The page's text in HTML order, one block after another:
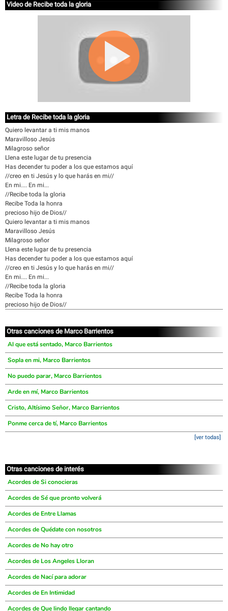
Video de Recibe toda la gloria
Letra de Recibe toda la gloria
Quiero levantar a ti mis manos
Maravilloso Jesús
Milagroso señor
Llena este lugar de tu presencia
Has decender tu poder a los que estamos aquí
//creo en ti Jesús y lo que harás en mi//
En mi.... En mi...
//Recibe toda la gloria
Recibe Toda la honra
precioso hijo de Dios//
Quiero levantar a ti mis manos
Maravilloso Jesús
Milagroso señor
Llena este lugar de tu presencia
Has decender tu poder a los que estamos aquí
//creo en ti Jesús y lo que harás en mi//
En mi.... En mi...
//Recibe toda la gloria
Recibe Toda la honra
precioso hijo de Dios//
Otras canciones de Marco Barrientos
Al que está sentado, Marco Barrientos
Sopla en mi, Marco Barrientos
No puedo parar, Marco Barrientos
Arde en mí, Marco Barrientos
Cristo, Altísimo Señor, Marco Barrientos
Ponme cerca de tí, Marco Barrientos
[ver todas]
Otras canciones de interés
Acordes de Si conocieras
Acordes de Sé que pronto volverá
Acordes de Entre Llamas
Acordes de Quédate con nosotros
Acordes de No hay otro
Acordes de Los Angeles Lloran
Acordes de Nací para adorar
Acordes de En Intimidad
Acordes de Que lindo llegar cantando